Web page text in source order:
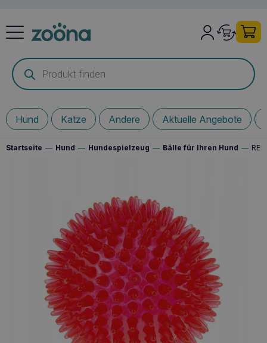
Products
search
Hund Katze Andere Aktuelle Angebote
Startseite — Hund — Hundespielzeug — Bälle für Ihren Hund —